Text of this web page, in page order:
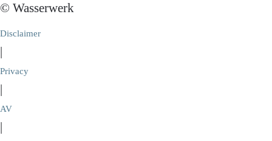
© Wasserwerk
Disclaimer
|
Privacy
|
AV
|